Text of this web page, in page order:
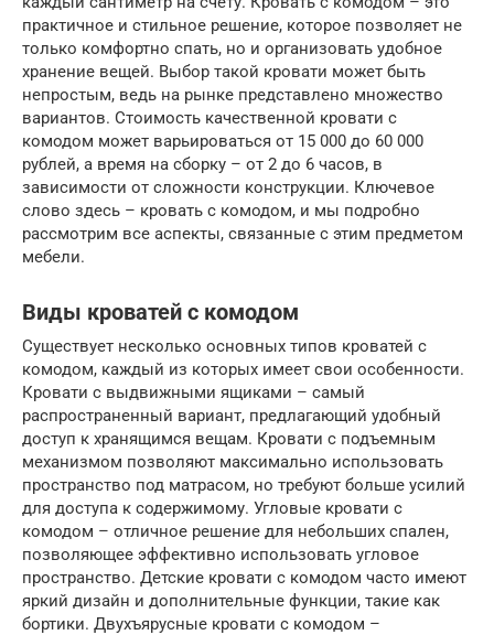
практичное и стильное решение, которое позволяет не
только комфортно спать, но и организовать удобное
хранение вещей. Выбор такой кровати может быть
непростым, ведь на рынке представлено множество
вариантов. Стоимость качественной кровати с
комодом может варьироваться от 15 000 до 60 000
рублей, а время на сборку – от 2 до 6 часов, в
зависимости от сложности конструкции. Ключевое
слово здесь – кровать с комодом, и мы подробно
рассмотрим все аспекты, связанные с этим предметом
мебели.
Виды кроватей с комодом
Существует несколько основных типов кроватей с
комодом, каждый из которых имеет свои особенности.
Кровати с выдвижными ящиками – самый
распространенный вариант, предлагающий удобный
доступ к хранящимся вещам. Кровати с подъемным
механизмом позволяют максимально использовать
пространство под матрасом, но требуют больше усилий
для доступа к содержимому. Угловые кровати с
комодом – отличное решение для небольших спален,
позволяющее эффективно использовать угловое
пространство. Детские кровати с комодом часто имеют
яркий дизайн и дополнительные функции, такие как
бортики. Двухъярусные кровати с комодом –